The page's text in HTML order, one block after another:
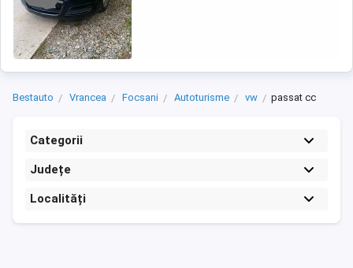
Bestauto Vrancea Focsani Autoturisme vw passat cc
Categorii
Județe
Localități